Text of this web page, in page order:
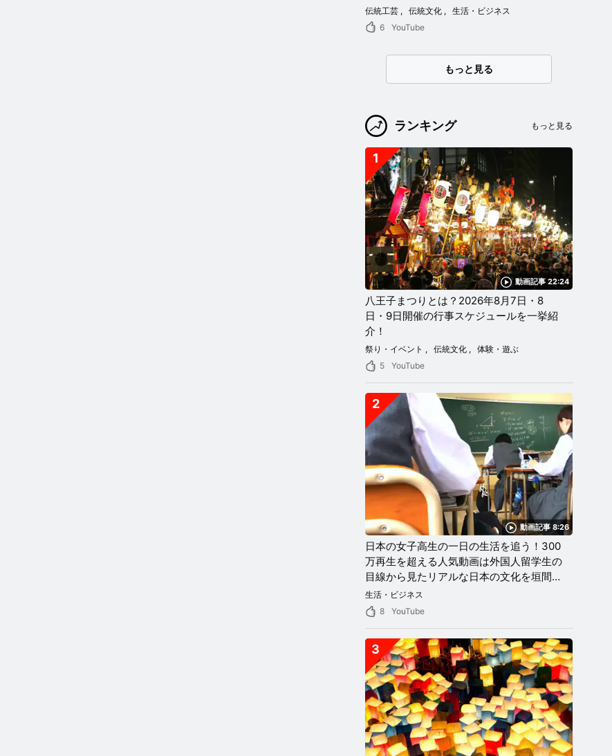
伝統工芸 伝統文化
生活・ビジネス
6
YouTube
もっと見る
ランキング もっと見る
動画記事 22:24
1
八王子まつりとは？2026年8月7日・8
日・9日開催の行事スケジュールを一挙紹
介！
祭り・イベント 伝統文化
体験・遊ぶ
5
YouTube
動画記事 8:26
2
日本の女子高生の一日の生活を追う！300
万再生を超える人気動画は外国人留学生の
目線から見たリアルな日本の文化を垣間見
ることができる！
生活・ビジネス
8
YouTube
3